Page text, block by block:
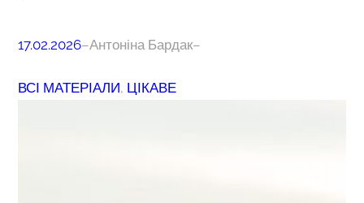
17.02.2026–Антоніна Бардак–
ВСІ МАТЕРІАЛИ, ЦІКАВЕ